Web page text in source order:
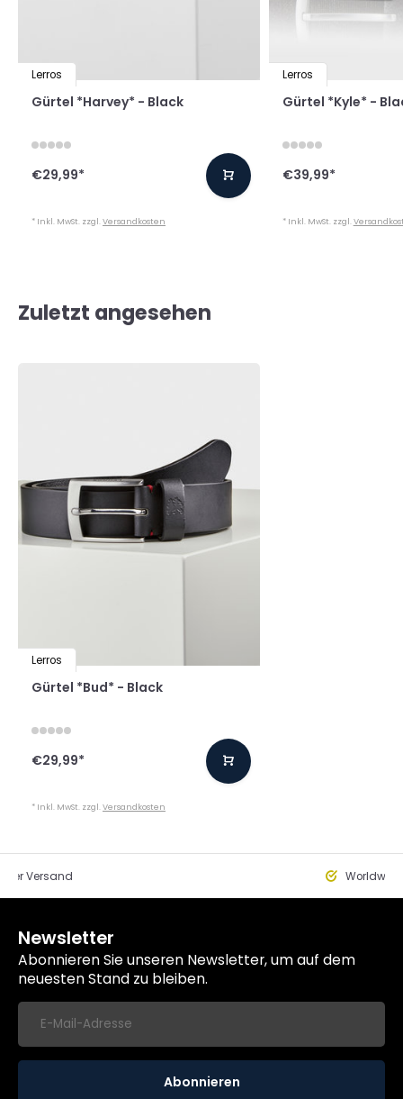
Lerros
Gürtel *Harvey* - Black
€29,99*
* Inkl. MwSt. zzgl.Versandkosten
Lerros
Gürtel *Kyle* -
€39,99*
* Inkl. MwSt. zzgl.
Zuletzt angesehen
Lerros
Gürtel *Bud* - Black
€29,99*
* Inkl. MwSt. zzgl.Versandkosten
Versand
Newsletter
Abonnieren Sie unseren Newsletter, um auf dem
neuesten Stand zu bleiben.
Abonnieren